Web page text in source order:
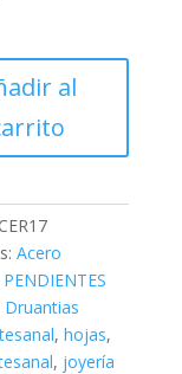
al
Acero
PENDIENTES
Druantias
,hojas,
, joyería